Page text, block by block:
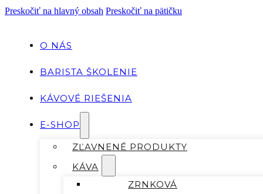
Preskočiť na hlavný obsah Preskočiť na pätičku
O NÁS
BARISTA ŠKOLENIE
KÁVOVÉ RIEŠENIA
E-SHOP
ZĽAVNENÉ PRODUKTY
KÁVA
ZRNKOVÁ